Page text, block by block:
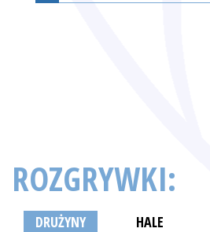
ROZGRYWKI:
DRUŻYNY HALE